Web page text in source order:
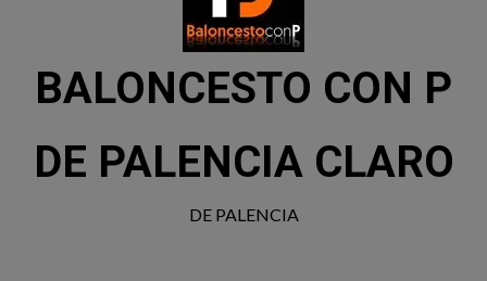
BALONCESTO CON P
DE PALENCIA CLARO
DE PALENCIA